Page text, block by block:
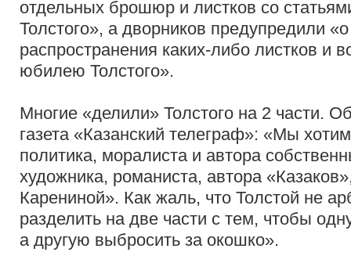
отдельных брошюр и листков со
Толстого», а дворников предупредили
распространения каких-либо листков и
юбилею Толстого».
Многие «делили» Толстого на 2 части.
газета «Казанский телеграф»: «Мы
политика, моралиста и автора
художника, романиста, автора
Карениной». Как жаль, что Толстой не
разделить на две части с тем, чтобы
а другую выбросить за окошко».